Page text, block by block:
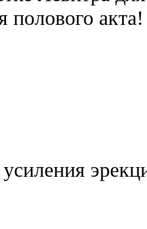
полового акта!